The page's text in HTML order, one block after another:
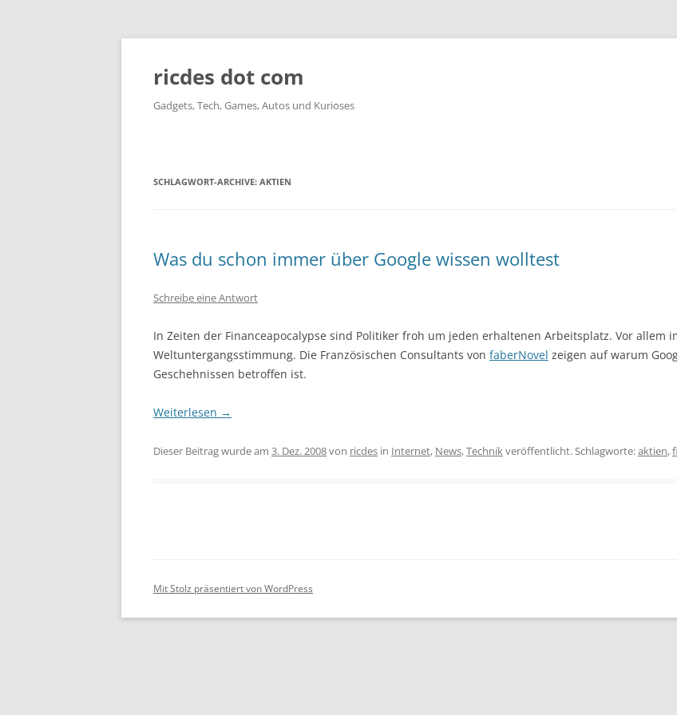
ricdes dot com
Gadgets, Tech, Games, Autos und Kurioses
SCHLAGWORT-ARCHIVE: AKTIEN
Was du schon immer über Google wissen wolltest
Schreibe eine Antwort
In Zeiten der Financeapocalypse sind Politiker froh um jeden erhaltenen Arbeitsplatz. Vor allem
Weltuntergangsstimmung. Die Französischen Consultants von faberNovel zeigen auf warum
Geschehnissen betroffen ist.
Weiterlesen →
Dieser Beitrag wurde am 3. Dez. 2008von ricdes in Internet, News,Technikveröffentlicht. Schlagworte:aktien,
Mit Stolz präsentiert von WordPress